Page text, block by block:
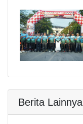
Berita Lainnya